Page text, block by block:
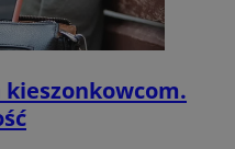
kieszonkowcom.